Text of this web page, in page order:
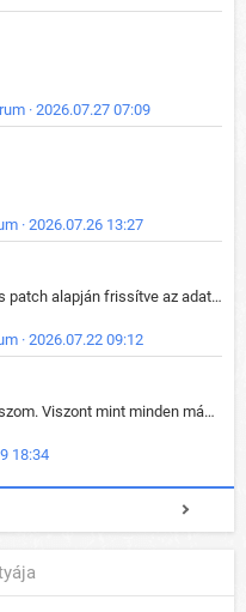
· 2026.07.27 07:09
· 2026.07.26 13:27
Kártya változások a 36.0.3-as patch alapján frissítve az adatbázisban (képek is cserélve).
· 2026.07.22 09:12
Amióta bejött, csak ezzel játszom. Viszont mint minden más - akár az alapjáték is, ez is baromira összetett lett. Néha már pár kör után is esélytelen az egész. Vagy irreállisan túltápol valaki, vagy lelép a partner, vagy csak hülye mint a segg. És amikor eljönne az én időm, na akkor jön el mindenki másé is. Engem jobban érdekelne, hogy ki milyen ratingen szokott játszani. Na ez lenne egy érdekes adat.
18:34